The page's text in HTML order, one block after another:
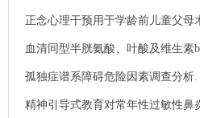
正念心理干预用于学龄前儿童父母
血清同型半胱氨酸、叶酸及维生素
碍的关系.
孤独症谱系障碍危险因素调查分析.
精神引导式教育对常年性过敏性鼻